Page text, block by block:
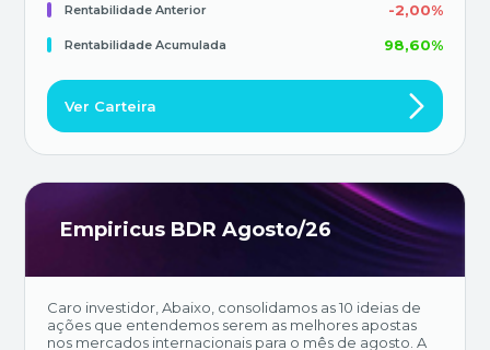
Rentabilidade Anterior -2,00%
Rentabilidade Acumulada 98,60%
Ver Carteira
Empiricus BDR Agosto/26
Caro investidor, Abaixo, consolidamos as 10 ideias de
ações que entendemos serem as melhores apostas
nos mercados internacionais para o mês de agosto. A